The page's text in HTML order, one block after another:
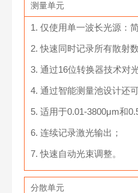
测量单元
1. 仅使用单一波长光源：
2. 快速同时记录所有散射
3. 通过16位转换器技术对
4. 通过智能测量池设计还
5. 适用于0.01-3800μm和
6. 连续记录激光输出；
7. 快速自动光束调整。
分散单元